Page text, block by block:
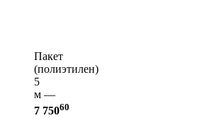
Пакет
(полиэтилен)
5
м —
7 75060